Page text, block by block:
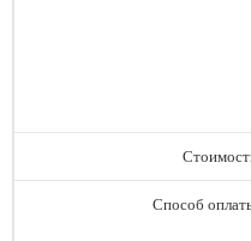
Способ